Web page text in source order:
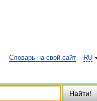
RU
Словарь на свой сайт
Найти!